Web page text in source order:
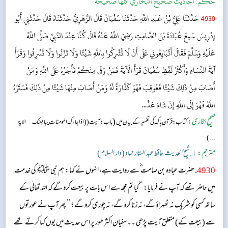
4930حَدَّثَنَا عَلِيُّ بْنُ عَبْدِ اللَّهِ حَدَّثَنَا سُفْيَانُ قَالَ الزُّهْرِيُّ حَدَّثَنَاهُ قَالَ حَدَّثَنِي أَبُو
إِدْرِيسَ سَمِعَ عُبَادَةَ بْنَ الصَّامِتِ رَضِيَ اللَّهُ عَنْهُ قَالَ كُنَّا عِنْدَ النَّبِيِّ صَلَّى اللَّهُ
عَلَيْهِ وَسَلَّمَ فَقَالَ أَتُبَايِعُونِي عَلَى أَنْ لَا تُشْرِكُوا بِاللَّهِ شَيْئًا وَلَا تَزْنُوا وَلَا تَسْرِقُوا وَقَرَأَ
آيَةَ النِّسَاءِ وَأَكْثَرُ لَفْظِ سُفْيَانَ قَرَأَ الْآيَةَ فَمَنْ وَفَى مِنْكُمْ فَأَجْرُهُ عَلَى اللَّهِ وَمَنْ
أَصَابَ مِنْ ذَلِكَ شَيْئًا فَعُوقِبَ فَهُوَ كَفَّارَةٌ لَهُ وَمَنْ أَصَابَ مِنْهَا شَيْئًا مِنْ ذَلِكَ فَسَتَرَهُ
اللَّهُ فَهُوَ إِلَى اللَّهِ إِنْ شَاءَ عَذَّ...
صحیح بخاری:کتاب: قرآن پاک کی تفسیر کے بیان میں(باب: آیت (( اذا جاءک المومنات یبایعنک... الایۃ
...)
مترجم: ١. شیخ الحدیث حافظ عبد الستار حماد (دار السلام)
4930. حضرت عبادہ بن صامت ؓ سے روایت ہے، انہوں نے کہا: ہم نبی ﷺ کی خدمت
میں حاضر تھے کہ آپ نے فرمایا: ’’کیا تم مجھ سے اس بات پر بیعت کرو گے کہ اللہ تعالٰی کے
ساتھ کسی کو شریک نہ ٹھہراؤ گے، نہ زنا کرو گے، نہ چوری کرو گے؟‘‘ پھر آپ نے عورتوں
سے (بیعت کے) متعلق آیت پڑھی ۔۔ سفیان اکثر طور پر اس حدیث میں یوں کہا کرتے تھے